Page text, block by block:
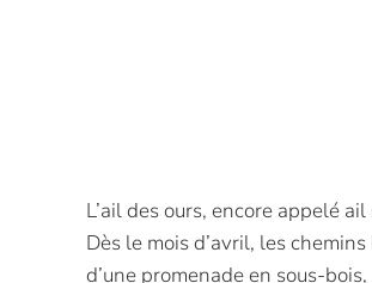
L’ail des ours, encore appelé
Dès le mois d’avril, les
d’une promenade en sous-